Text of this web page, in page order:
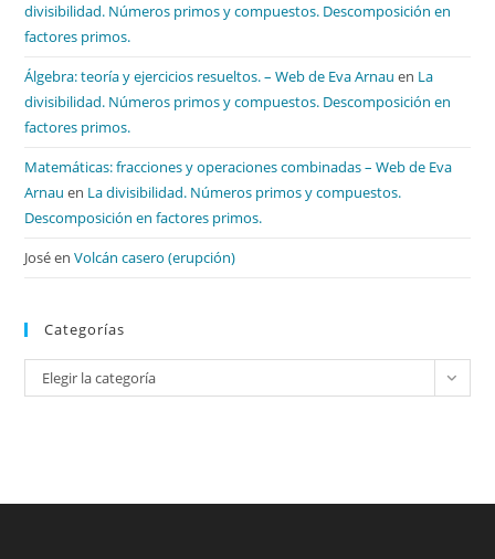
divisibilidad. Números primos y compuestos. Descomposición en
factores primos.
Álgebra: teoría y ejercicios resueltos. – Web de Eva Arnau en La
divisibilidad. Números primos y compuestos. Descomposición en
factores primos.
Matemáticas: fracciones y operaciones combinadas – Web de Eva
Arnau en La divisibilidad. Números primos y compuestos.
Descomposición en factores primos.
JoséenVolcán casero (erupción)
Categorías
Categorías
Elegir la categoría